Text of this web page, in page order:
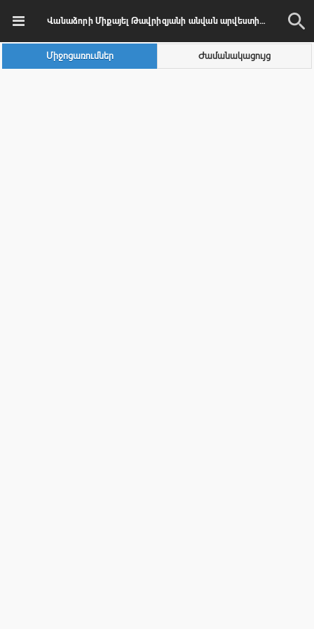
Վանաձորի Միքայել Թավրիզյանի անվան արվեստի պետական քոլեջ
Միջոցառումներ Ժամանակացույց